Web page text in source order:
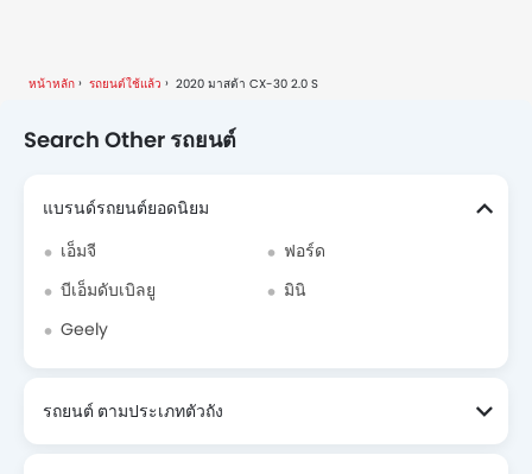
หน้าหลัก รถยนต์ใช้แล้ว 2020 มาสด้า CX-30 2.0 S
Search Other รถยนต์
แบรนด์รถยนต์ยอดนิยม
เอ็มจี
ฟอร์ด
บีเอ็มดับเบิลยู
มินิ
Geely
รถยนต์ ตามประเภทตัวถัง